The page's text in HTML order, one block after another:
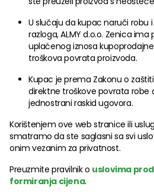
U slučaju da kupac naruči robu
razloga, ALMY d.o.o. Zenica
uplaćenog iznosa
troškova povrata proizvoda.
Kupac je prema Zakonu o
direktne troškove povrata robe
jednostrani raskid ugovora.
Korištenjem ove web stranice ili
smatramo da ste saglasni sa svi
onim vezanim za privatnost.
Preuzmite pravilnik o uslovima
formiranja cijena.